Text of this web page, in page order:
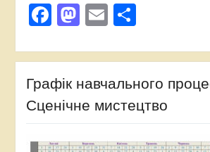
Facebook
Mastodon
Email
Графік навчального
Сценічне мистецтво